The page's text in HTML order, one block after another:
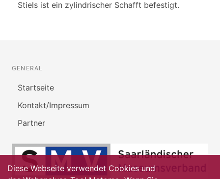
Stiels ist ein zylindrischer Schafft befestigt.
GENERAL
Startseite
Kontakt/Impressum
Partner
Diese Webseite verwendet Cookies und